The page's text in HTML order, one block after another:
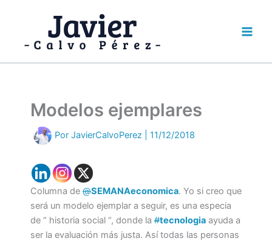
Modelos ejemplares
Por JavierCalvoPerez 11/12/2018
Columna de @SEMANAeconomica. Yo si creo que
será un modelo ejemplar a seguir, es una especia
de “ historia social “, donde la #tecnologia ayuda a
ser la evaluación más justa. Así todas las personas